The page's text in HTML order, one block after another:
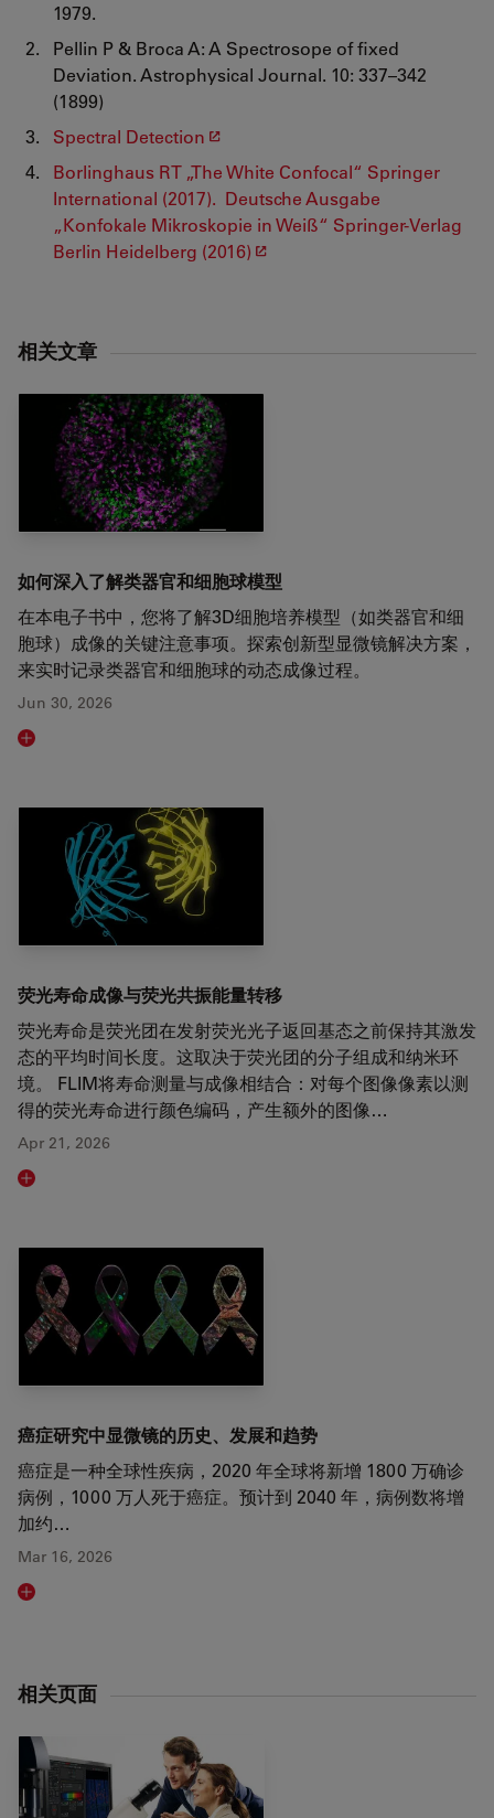
1979.
Pellin P & Broca A: A Spectrosope of fixed
Deviation. Astrophysical Journal. 10: 337–342
(1899)
Spectral Detection
Borlinghaus RT „The White Confocal“ Springer
International (2017). Deutsche Ausgabe
„Konfokale Mikroskopie in Weiß“ Springer-Verlag
Berlin Heidelberg (2016)
相关文章
如何深入了解类器官和细胞球模型
在本电子书中，您将了解3D细胞培养模型（如类器官和细
胞球）成像的关键注意事项。探索创新型显微镜解决方案，
来实时记录类器官和细胞球的动态成像过程。
Jun 30, 2026
Read article
荧光寿命成像与荧光共振能量转移
荧光寿命是荧光团在发射荧光光子返回基态之前保持其激发
态的平均时间长度。这取决于荧光团的分子组成和纳米环
境。 FLIM将寿命测量与成像相结合：对每个图像像素以测
得的荧光寿命进行颜色编码，产生额外的图像…
Apr 21, 2026
Read article
癌症研究中显微镜的历史、发展和趋势
癌症是一种全球性疾病，2020 年全球将新增 1800 万确诊
病例，1000 万人死于癌症。预计到 2040 年，病例数将增
加约…
Mar 16, 2026
Read article
相关页面